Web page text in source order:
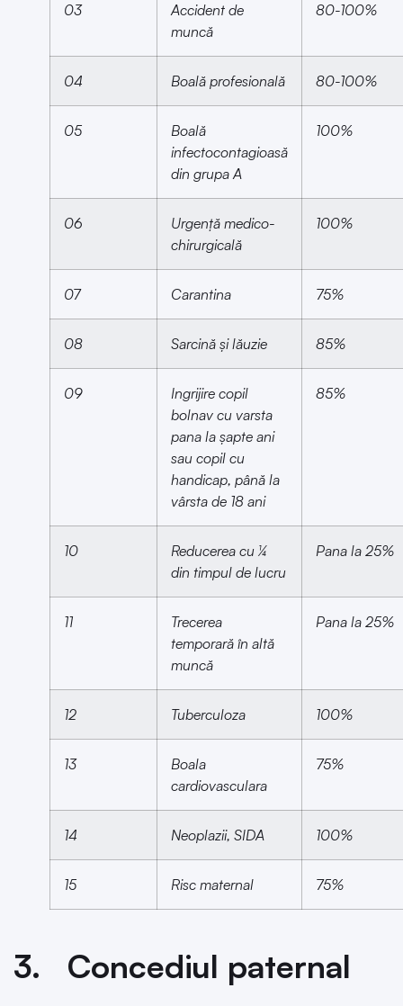
03
Accident de
muncă
80-100%
04 Boală profesională 80-100%
05
Boală
infectocontagioasă
din grupa A
100%
06
Urgență medico-
chirurgicală
100%
07 Carantina 75%
08 Sarcină și lăuzie 85%
09
Ingrijire copil
bolnav cu varsta
pana la șapte ani
sau copil cu
handicap, până la
vârsta de 18 ani
85%
10
Reducerea cu ¼
din timpul de lucru
Pana la 25%
11
Trecerea
temporară în altă
muncă
Pana la 25%
12 Tuberculoza 100%
13
Boala
cardiovasculara
75%
14 Neoplazii, SIDA 100%
15 Risc maternal 75%
3. Concediul paternal